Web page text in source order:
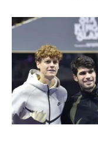
Jessica Plazas se